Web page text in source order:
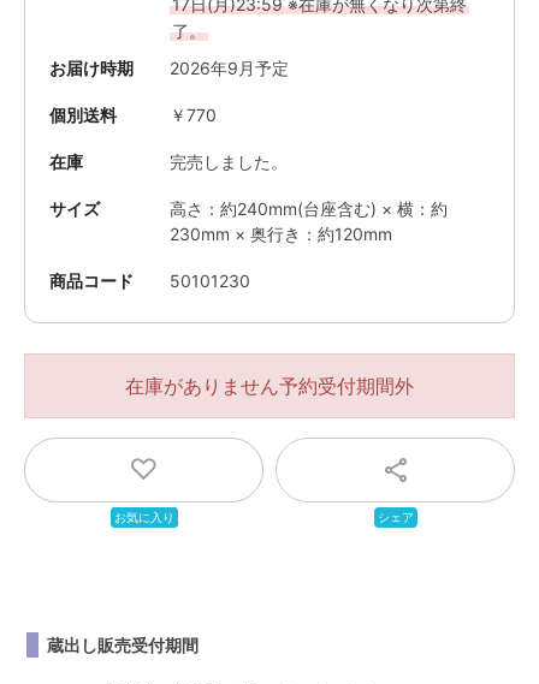
商品コード 50101230
17日(月)23:59 ※在庫が無くなり次第終
了。
お届け時期
2026年9月予定
サイズ
高さ：約240mm(台座含む) × 横：約
230mm × 奥行き：約120mm
個別送料 ￥770
在庫 完売しました。
在庫がありません
蔵出し販売受付期間